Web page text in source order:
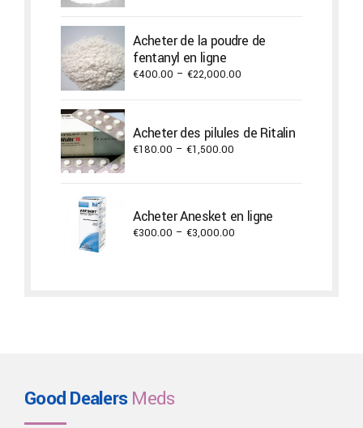
through
Acheter de la poudre de
fentanyl en ligne
€400.00 – €22,000.00
through
€22,000.00
Acheter des pilules de Ritalin
€180.00 – €1,500.00
€1,500.00
Acheter Anesket en ligne
€300.00 – €3,000.00
Good DealersMeds